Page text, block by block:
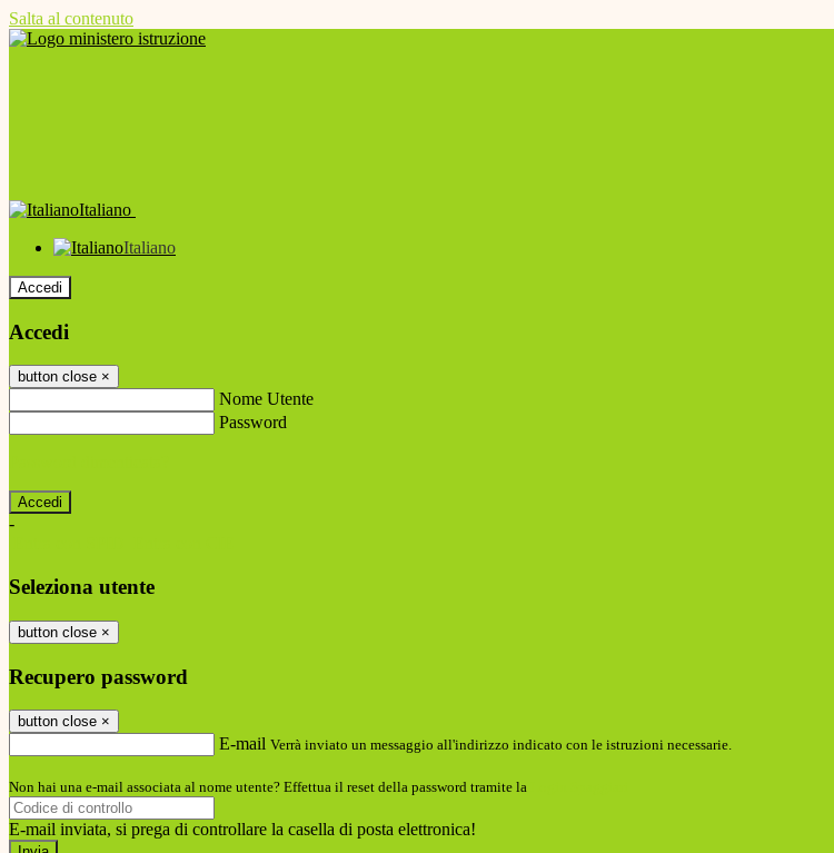
Salta al contenuto
Italiano
Italiano
Accedi
Accedi
button close ×
Nome Utente
Password
-
Seleziona utente
button close ×
Recupero password
button close ×
E-mail Verrà inviato un messaggio all'indirizzo indicato con le istruzioni necessarie.
Non hai una e-mail associata al nome utente? Effettua il reset della password tramite la
E-mail inviata, si prega di controllare la casella di posta elettronica!